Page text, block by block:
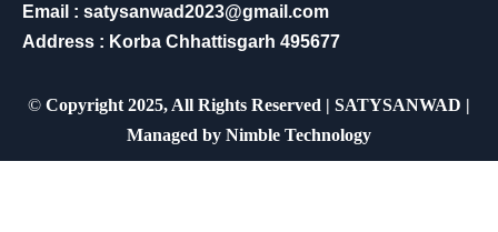
Email : satysanwad2023@gmail.com
Address : Korba Chhattisgarh 495677
© Copyright 2025, All Rights Reserved | SATYSANWAD |
Managed by Nimble Technology